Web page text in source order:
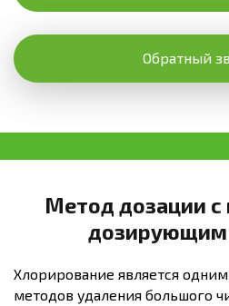
Обратный
Метод дозации
дозирующим
Хлорирование является
методов удаления большого